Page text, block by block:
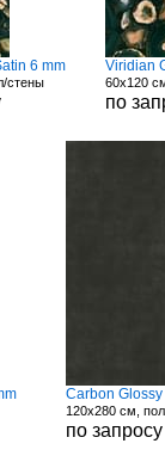
6 mm
стены
Viridian
60x120
по
Carbon Glossy
120x280 см,
по запросу